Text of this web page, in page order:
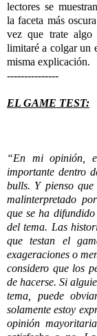
lectores se
la faceta más
vez que trate algo
limitaré a colgar un
misma explicación.
---------------
EL GAME TEST:
“En mi opinión,
importante dentro
bulls. Y pienso
malinterpretado
que se ha
del tema. Las
que testan el
exageraciones o
considero que los
de hacerse. Si
tema, puede
solamente estoy
opinión